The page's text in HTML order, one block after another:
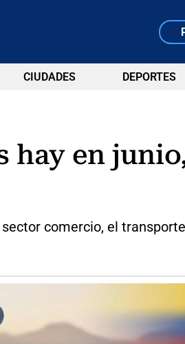
CIUDADES DEPORTES
hay en
comercio, el